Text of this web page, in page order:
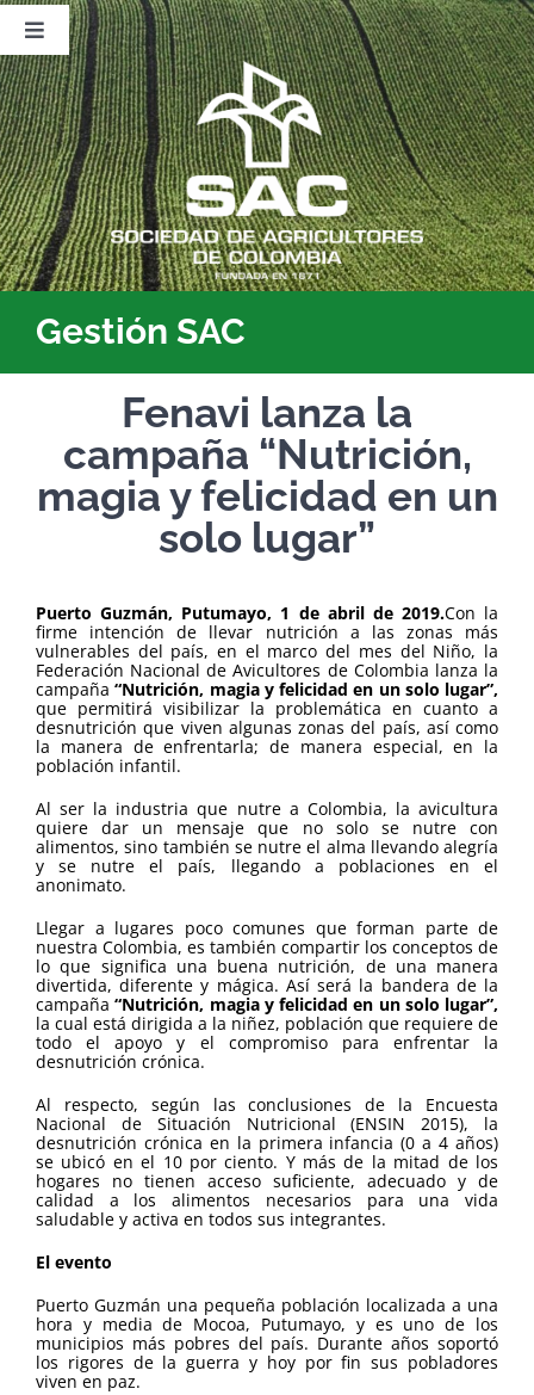
Saltar
contenido
Toggle
Navigation
Nosotros
Publicaciones
Sala de Prensa
Eventos
Gestión SAC
Fenavi lanza la
campaña “Nutrición,
magia y felicidad en un
solo lugar”
Puerto Guzmán, Putumayo, 1 de abril de 2019.Con la
firme intención de llevar nutrición a las zonas más
vulnerables del país, en el marco del mes del Niño, la
Federación Nacional de Avicultores de Colombia lanza la
campaña“Nutrición, magia y felicidad en un solo lugar”,
que permitirá visibilizar la problemática en cuanto a
desnutrición que viven algunas zonas del país, así como
la manera de enfrentarla; de manera especial, en la
población infantil.
Al ser la industria que nutre a Colombia, la avicultura
quiere dar un mensaje que no solo se nutre con
alimentos, sino también se nutre el alma llevando alegría
y se nutre el país, llegando a poblaciones en el
anonimato.
Llegar a lugares poco comunes que forman parte de
nuestra Colombia, es también compartir los conceptos de
lo que significa una buena nutrición, de una manera
divertida, diferente y mágica. Así será la bandera de la
campaña“Nutrición, magia y felicidad en un solo lugar”,
la cual está dirigida a la niñez, población que requiere de
todo el apoyo y el compromiso para enfrentar la
desnutrición crónica.
Al respecto, según las conclusiones de la Encuesta
Nacional de Situación Nutricional (ENSIN 2015), la
desnutrición crónica en la primera infancia (0 a 4 años)
se ubicó en el 10 por ciento. Y más de la mitad de los
hogares no tienen acceso suficiente, adecuado y de
calidad a los alimentos necesarios para una vida
saludable y activa en todos sus integrantes.
El evento
Puerto Guzmán una pequeña población localizada a una
hora y media de Mocoa, Putumayo, y es uno de los
municipios más pobres del país. Durante años soportó
los rigores de la guerra y hoy por fin sus pobladores
viven en paz.